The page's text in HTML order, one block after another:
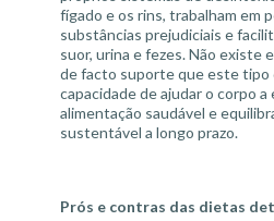
fígado e os rins, trabalham em
substâncias prejudiciais e
suor, urina e fezes. Não existe
de facto suporte que este tipo
capacidade de ajudar o corpo a
alimentação saudável e
sustentável a longo prazo.
Prós e contras das dietas